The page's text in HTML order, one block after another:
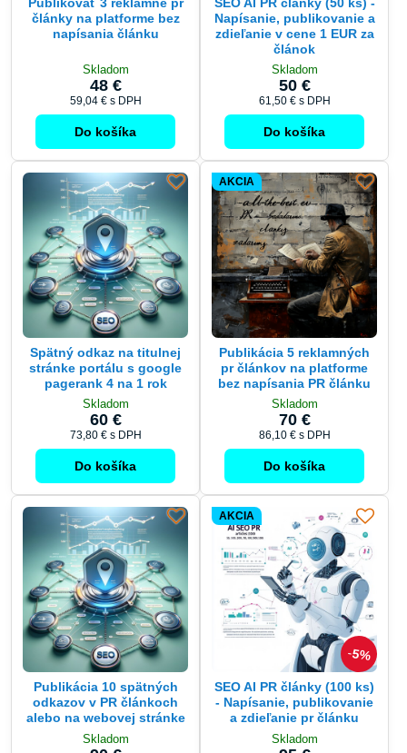
napísania článku
48 €
59,04 €s DPH
Do košíka
zdieľanie v cene 1 EUR za
článok
Skladom
50 €
61,50 €s DPH
Do košíka
Spätný odkaz na titulnej
pagerank 4 na 1 rok
Skladom
60 €
73,80 €s DPH
Do košíka
AKCIA
Publikácia 5 reklamných
bez napísania PR článku
Skladom
70 €
86,10 €s DPH
Do košíka
Publikácia 10 spätných
odkazov v PR článkoch
alebo na webovej stránke
Skladom
90 €
110,70 €s DPH
5%
AKCIA
SEO AI PR články (100 ks)
- Napísanie, publikovanie
a zdieľanie pr článku
Skladom
95 €
116,85 €s DPH